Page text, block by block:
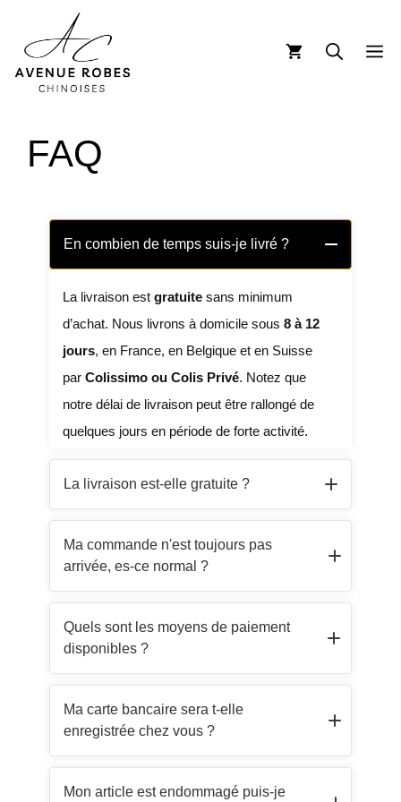
FAQ
En combien de temps suis-je livré ?
La livraison est gratuite sans minimum
d’achat. Nous livrons à domicile sous 8 à 12
jours, en France, en Belgique et en Suisse
par Colissimo ou Colis Privé. Notez que
notre délai de livraison peut être rallongé de
quelques jours en période de forte activité.
La livraison est-elle gratuite ?
Absolument, la livraison est offerte en France,
Suisse et Belgique sans minimum d'achat.
Ma commande n'est toujours pas
arrivée, es-ce normal ?
Comme évoqué dans notre section relative à la
livraison, généralement, le délai de livraison est
compris en 8 et 12 jours en France, Suisse et
Quels sont les moyens de paiement
disponibles ?
Nous acceptons toutes les principales cartes
de crédit (VISA, Mastercard, AMEX) et les
paiements par Paypal. Cependant, nous
n'acceptons pas les chèques, les mandats-
Ma carte bancaire sera t-elle
enregistrée chez vous ?
JAMAIS, toute la
Mon article est endommagé puis-je